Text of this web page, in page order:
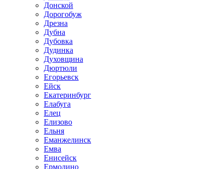
Донской
Дорогобуж
Дрезна
Дубна
Дубовка
Дудинка
Духовщина
Дюртюли
Егорьевск
Ейск
Екатеринбург
Елабуга
Елец
Елизово
Ельня
Еманжелинск
Емва
Енисейск
Ермолино